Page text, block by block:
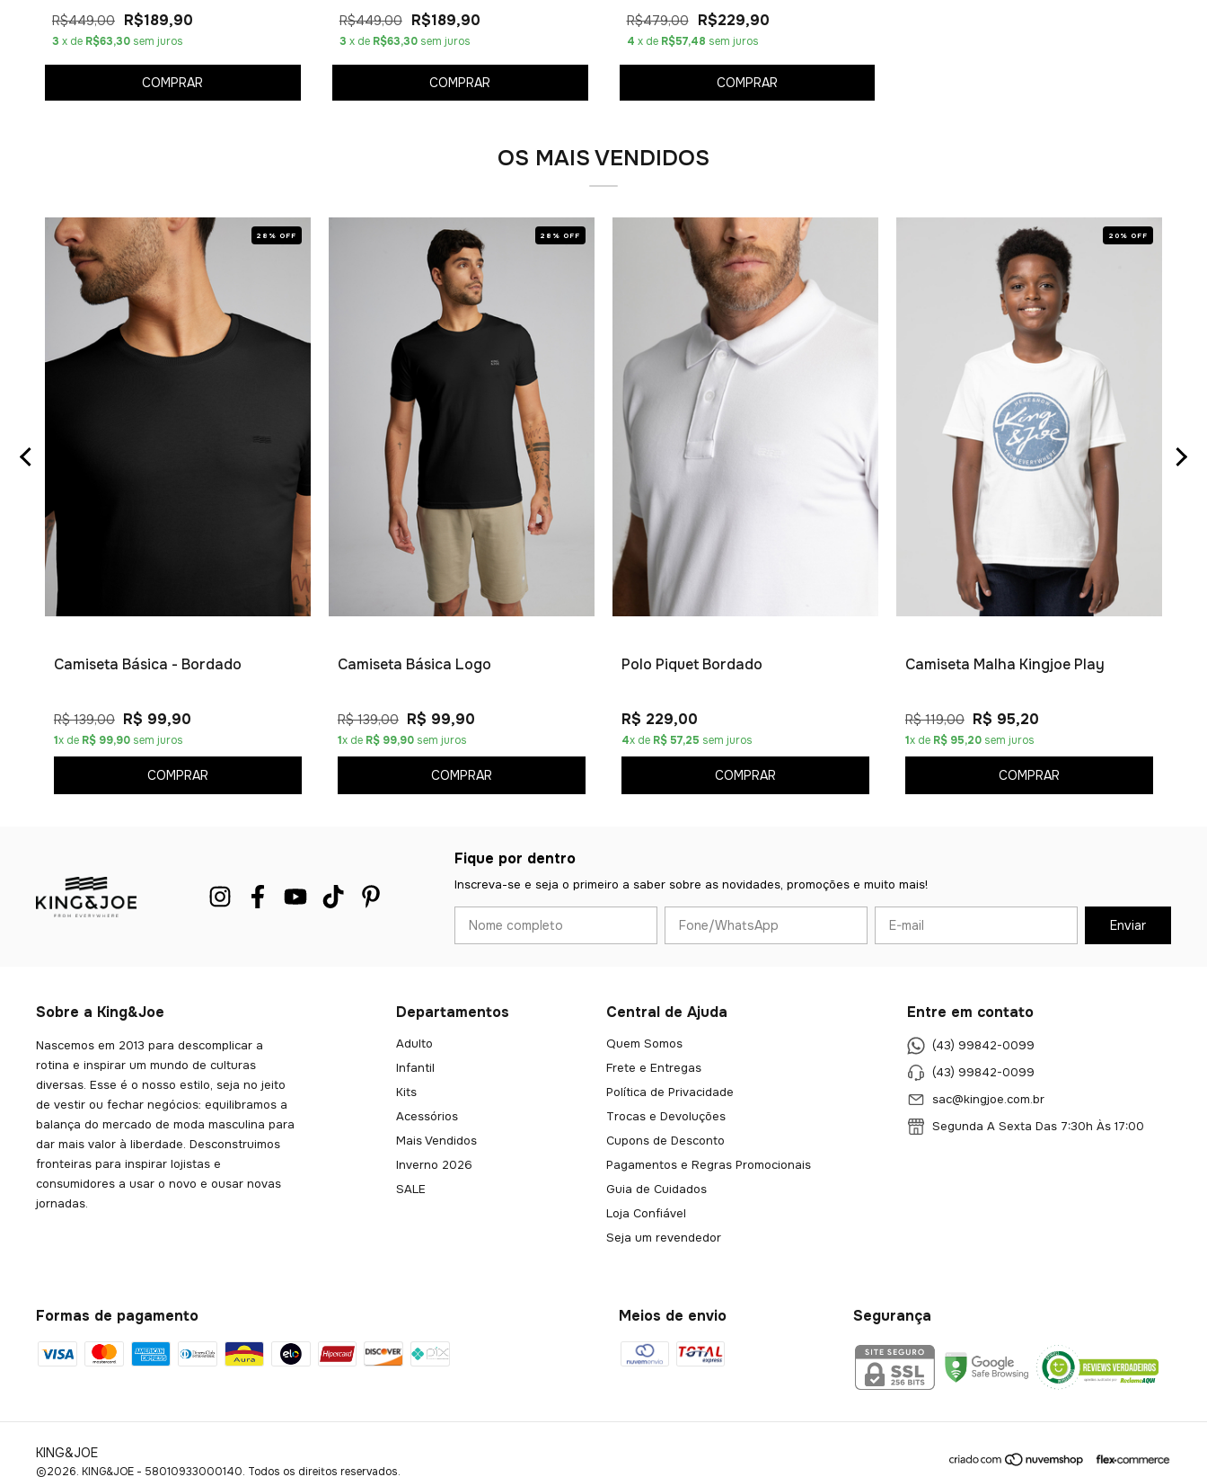
R$449,00 R$189,90
3 x de R$63,30 sem juros
COMPRAR
R$449,00 R$189,90
3 x de R$63,30 sem juros
COMPRAR
R$479,00 R$229,90
4 x de R$57,48 sem juros
COMPRAR
OS MAIS VENDIDOS
28% OFF
Camiseta Básica - Bordado
R$ 139,00 R$ 99,90
1x de R$ 99,90sem juros
COMPRAR
28% OFF
Camiseta Básica Logo
R$ 139,00 R$ 99,90
1x de R$ 99,90sem juros
COMPRAR
Polo Piquet Bordado
R$ 229,00
4x de R$ 57,25 sem juros
COMPRAR
20% OFF
Camiseta Malha Kingjoe Play
R$ 119,00 R$ 95,20
1x de R$ 95,20sem juros
COMPRAR
Fique por dentro
Inscreva-se e seja o primeiro a saber sobre as novidades, promoções e muito mais!
Sobre a King&Joe
Nascemos em 2013 para descomplicar a
rotina e inspirar um mundo de culturas
diversas. Esse é o nosso estilo, seja no jeito
de vestir ou fechar negócios: equilibramos a
balança do mercado de moda masculina para
dar mais valor à liberdade. Desconstruimos
fronteiras para inspirar lojistas e
consumidores a usar o novo e ousar novas
jornadas.
Departamentos
Adulto
Infantil
Kits
Acessórios
Mais Vendidos
Inverno 2026
SALE
Central de Ajuda
Quem Somos
Frete e Entregas
Política de Privacidade
Trocas e Devoluções
Cupons de Desconto
Pagamentos e Regras Promocionais
Guia de Cuidados
Loja Confiável
Seja um revendedor
Entre em contato
(43) 99842-0099
(43) 99842-0099
sac@kingjoe.com.br
Segunda A Sexta Das 7:30h Às 17:00
Formas de pagamento Meios de envio Segurança
KING&JOE
©2026. KING&JOE - 58010933000140. Todos os direitos reservados.